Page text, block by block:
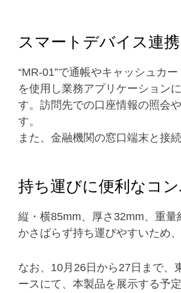
スマートデバイス連
“MR-01”で通帳やキャッシュカ
を使用し業務アプリケーション
す。訪問先での口座情報の照会
す。
また、金融機関の窓口端末と接
持ち運びに便利なコ
縦・横85mm、厚さ32mm、重
かさばらず持ち運びやすいため
なお、10月26日から27日まで、
ースにて、本製品を展示する予定